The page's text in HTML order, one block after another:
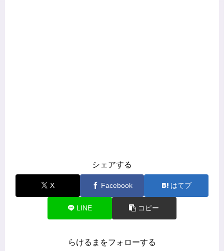
シェアする
X Facebook はてブ
LINE コピー
らけるまをフォローする